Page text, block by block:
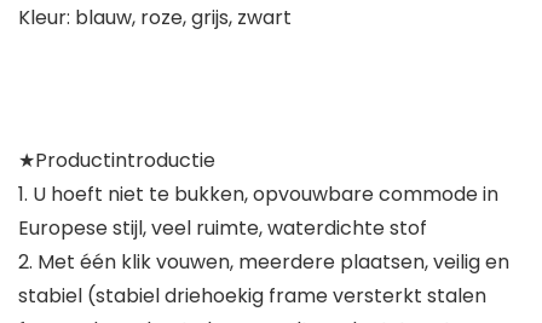
Kleur: blauw, roze, grijs, zwart
★Productintroductie
1. U hoeft niet te bukken, opvouwbare commode in
Europese stijl, veel ruimte, waterdichte stof
2. Met één klik vouwen, meerdere plaatsen, veilig en
stabiel (stabiel driehoekig frame versterkt stalen